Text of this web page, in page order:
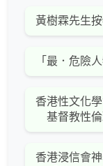
黃樹霖先生
「最．危險
香港性文化
基督教性倫
香港浸信會